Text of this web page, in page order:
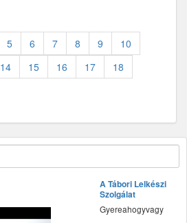
5 6 7 8 9
10
14 15 16 17
18
A Tábori Lelkészi
Szolgálat
Gyereahogyvagy